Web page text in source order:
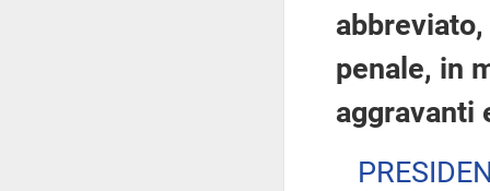
penale, in
aggravanti